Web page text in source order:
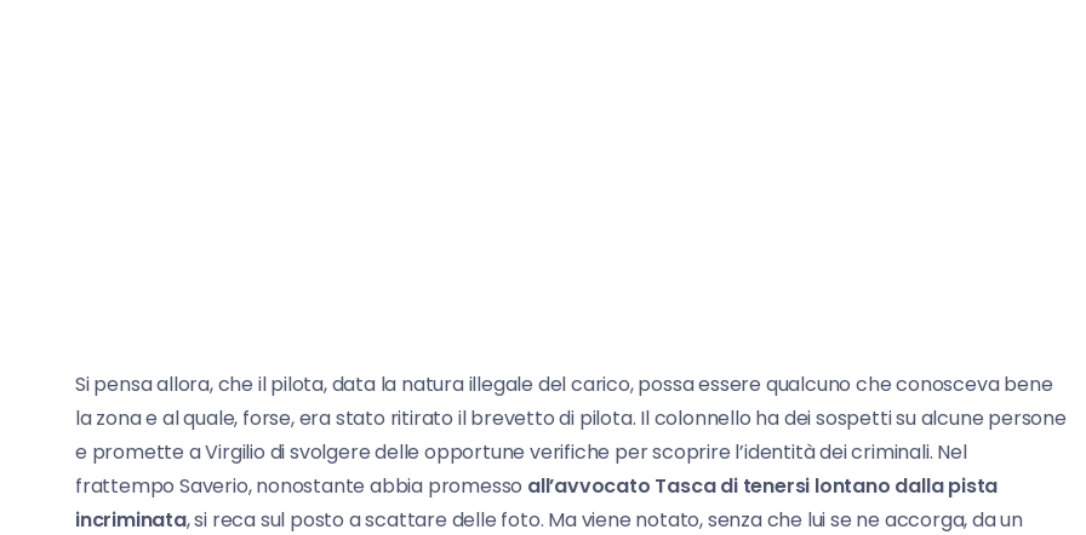
Si pensa allora, che il pilota, data la natura illegale del carico, possa essere qualcuno che conosceva bene
la zona e al quale, forse, era stato ritirato il brevetto di pilota. Il colonnello ha dei sospetti su alcune persone
e promette a Virgilio di svolgere delle opportune verifiche per scoprire l’identità dei criminali. Nel
frattempo Saverio, nonostante abbia promesso all’avvocato Tasca di tenersi lontano dalla pista
incriminata, si reca sul posto a scattare delle foto. Ma viene notato, senza che lui se ne accorga, da un